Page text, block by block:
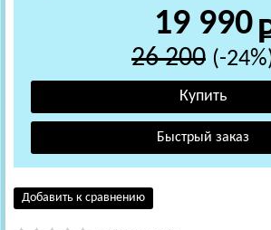
19 990
26 200 (-
Добавить к сравнению